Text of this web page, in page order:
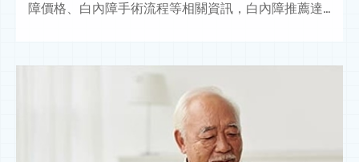
障價格、白內障手術流程等相關資訊，白內障推薦達